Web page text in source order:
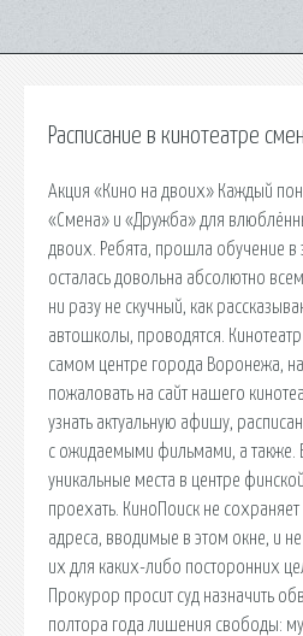
Расписание в кинотеатре
Акция «Кино на двоих» Каждый
«Смена» и «Дружба» для
двоих. Ребята, прошла обучение в
осталась довольна абсолютно
ни разу не скучный, как
автошколы, проводятся.
самом центре города Воронежа,
пожаловать на сайт нашего
узнать актуальную афишу,
с ожидаемыми фильмами, а также.
уникальные места в центре
проехать. КиноПоиск не
адреса, вводимые в этом окне, и
их для каких-либо посторонних
Прокурор просит суд назначить
полтора года лишения свободы: